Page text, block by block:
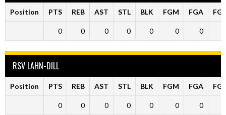
Position PTS REB AST STL BLK FGM FGA
0 0 0 0 0 0 0
RSV LAHN-DILL
Position PTS REB AST STL BLK FGM FGA
0 0 0 0 0 0 0